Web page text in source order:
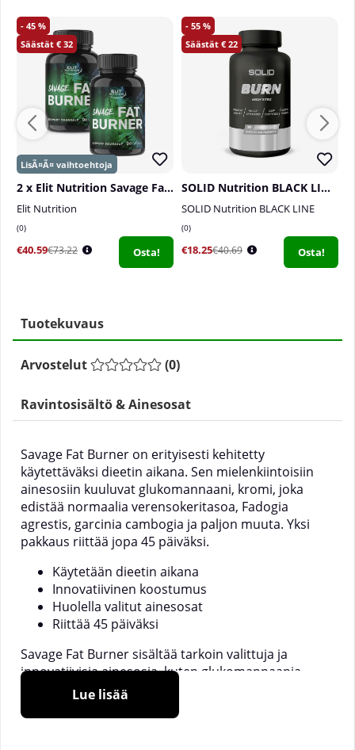
45
32
2 x Elit Nutrition Savage Fat Burner, 90 caps
Elit Nutrition
0
€40.59€73.22 Osta!
55
22
SOLID Nutrition BLACK LINE Burn, 90 mega caps
SOLID Nutrition BLACK LINE
0
€18.25€40.69 Osta!
Tuotekuvaus
Arvostelut (0)
Ravintosisältö & Ainesosat
Savage Fat Burner on erityisesti kehitetty
käytettäväksi dieetin aikana. Sen mielenkiintoisiin
ainesosiin kuuluvat glukomannaani, kromi, joka
edistää normaalia verensokeritasoa, Fadogia
agrestis, garcinia cambogia ja paljon muuta. Yksi
pakkaus riittää jopa 45 päiväksi.
Käytetään dieetin aikana
Innovatiivinen koostumus
Huolella valitut ainesosat
Riittää 45 päiväksi
Savage Fat Burner sisältää tarkoin valittuja ja
innovatiivisia ainesosia, kuten glukomannaania,
Fadogia agrestista ja garcinia cambogiaa. Se sisältää
ylläpitämään normaalia verensokeritasoa.
Lue lisää